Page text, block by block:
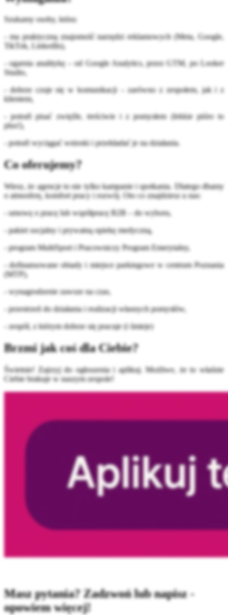
Szukamy osoby, która:
- ma praktyczną znajomość narzędzi reklamowych (Meta, Google,
TikTok, LinkedIn),
- ogarnia analitykę – od Google Analytics, przez GTM, po Looker
Studio,
- dobrze czuje się w komunikacji – zarówno z zespołem, jak i z
klientem,
- potrafi pisać zwięźle, treściwie i z pomysłem (lekkie pióro to
plus!),
- potrafi wyciągać wnioski i przekładać je na działania.
Co oferujemy?
Wiesz, że agencje to nie tylko kampanie i spotkania. Dlatego dbamy
o atmosferę, komfort pracy i rozwój. Oto co znajdziesz u nas:
- umowę o pracę lub współpracę B2B – do wyboru,
- pakiet socjalny i prywatną opiekę medyczną,
- program MultiSport i Pracowniczy Program Emerytalny,
- dofinansowane obiady i miejsce parkingowe w centrum Poznania
(MTP),
- wynagrodzenie zawsze na czas,
- przestrzeń do działania i realizacji własnych pomysłów,
- zespół, z którym dobrze się pracuje (i śmieje)
Brzmi jak coś dla Ciebie?
Świetnie! Zajrzyj do ogłoszenia i aplikuj. Możliwe, że to właśnie
Ciebie brakuje w naszym zespole!
Masz pytania? Zadzwoń lub napisz -
opowiem więcej!